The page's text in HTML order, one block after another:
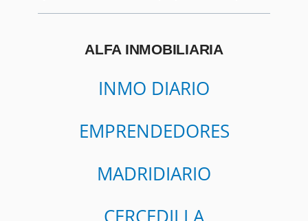
ALFA INMOBILIARIA
INMO DIARIO
EMPRENDEDORES
MADRIDIARIO
CERCEDILLA